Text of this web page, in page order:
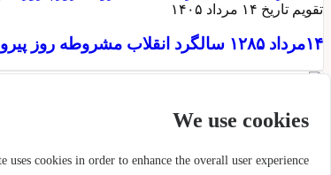
تقویم تاريخ ۱۴ مرداد ۱۴۰۵
۱۴مرداد ۱۲۸۵ سالگرد انقلاب مشروطه روز پیروزی اراده خلق برعلیه سلطنت مطلقه
فیلم جدید سپاه علیه مجاهدین؛ پشت پرده این
We use cookies
uses cookies in order to enhance the overall user experience.